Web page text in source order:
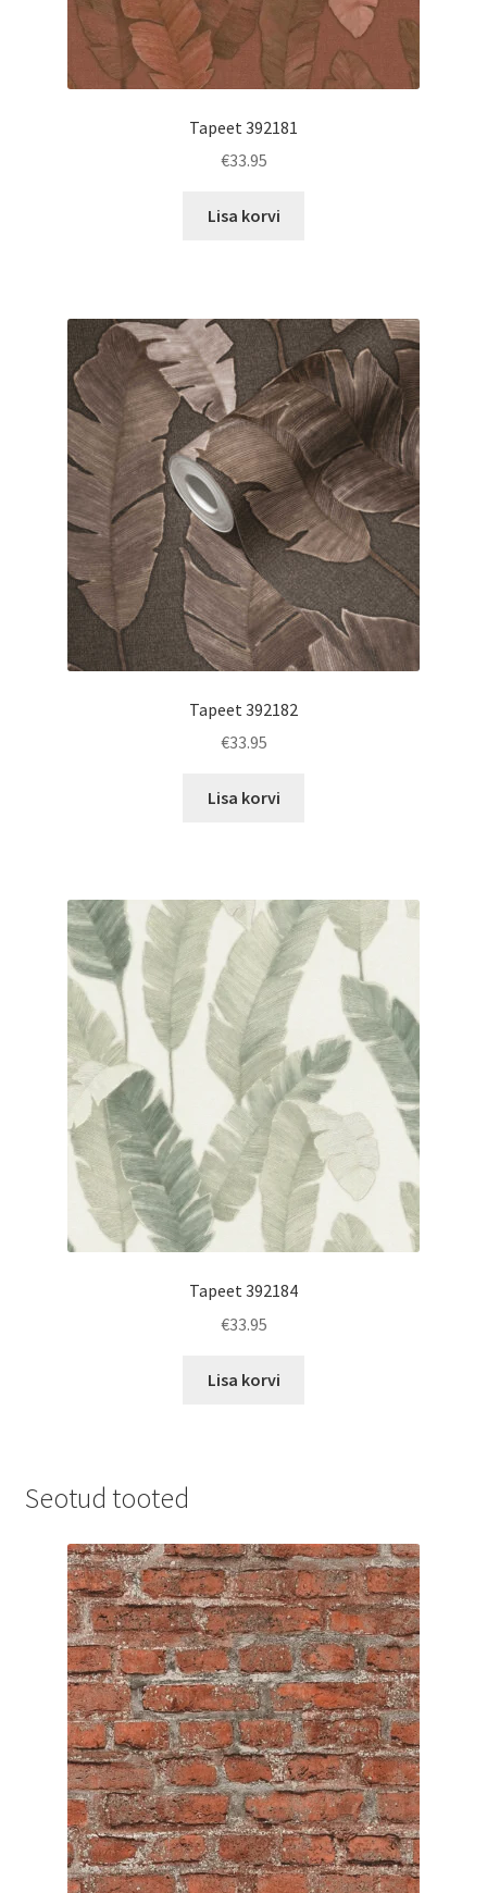
Tapeet 392181
€33.95
Lisa korvi
Tapeet 392182
€33.95
Lisa korvi
Tapeet 392184
€33.95
Lisa korvi
Seotud tooted